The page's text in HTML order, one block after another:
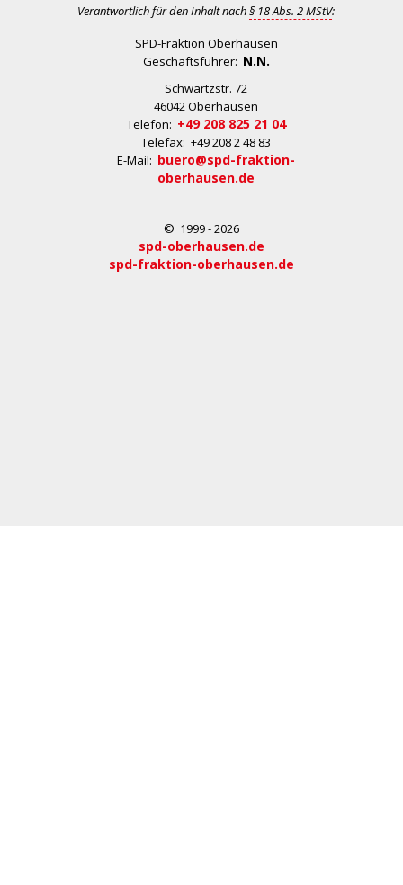
Verantwortlich für den Inhalt nach§ 18 Abs. 2 MStV:
SPD-Fraktion Oberhausen
Geschäftsführer: N.N.
Schwartzstr. 72
46042 Oberhausen
Telefon: +49 208 825 21 04
Telefax: +49 208 2 48 83
E-Mail: buero@spd-fraktion-
oberhausen.de
© 1999 - 2026
spd-oberhausen.de
spd-fraktion-oberhausen.de